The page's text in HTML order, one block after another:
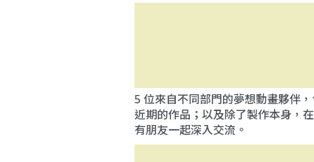
5 位來自不同部門的夢想動畫夥伴
近期的作品；以及除了製作本身，
有朋友一起深入交流。